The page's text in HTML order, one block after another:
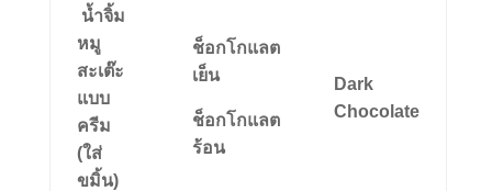
น้ำจิ้ม
หมู
สะเต๊ะ
แบบ
ครีม
(ใส่
ขมิ้น)
ช็อกโกแลต
เย็น
ช็อกโกแลต
ร้อน
Dark
Chocolate